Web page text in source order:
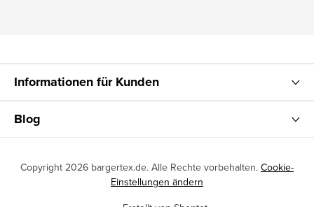
Informationen für Kunden
Blog
Copyright 2026 bargertex.de. Alle Rechte vorbehalten. Cookie-
Einstellungen ändern